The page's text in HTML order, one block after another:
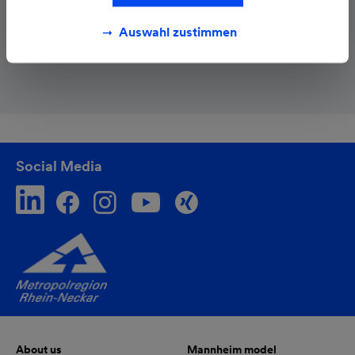
Auswahl zustimmen
www.avantag-energy.com
Social Media
About us Mannheim model